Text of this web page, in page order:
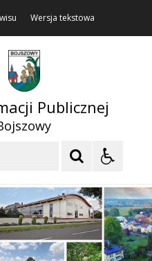
Wersja tekstowa
Publicznej